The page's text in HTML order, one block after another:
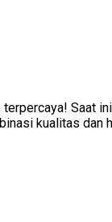
Saat
kualitas